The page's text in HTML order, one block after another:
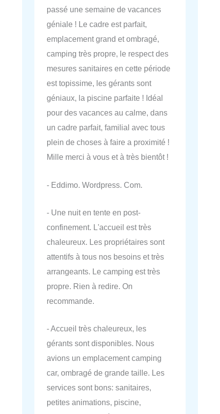
passé une semaine de vacances
géniale ! Le cadre est parfait,
emplacement grand et ombragé,
camping très propre, le respect des
mesures sanitaires en cette période
est topissime, les gérants sont
géniaux, la piscine parfaite ! Idéal
pour des vacances au calme, dans
un cadre parfait, familial avec tous
plein de choses à faire a proximité !
Mille merci à vous et à très bientôt !
- Eddimo. Wordpress. Com.
- Une nuit en tente en post-
confinement. L'accueil est très
chaleureux. Les propriétaires sont
attentifs à tous nos besoins et très
arrangeants. Le camping est très
propre. Rien à redire. On
recommande.
- Accueil très chaleureux, les
gérants sont disponibles. Nous
avions un emplacement camping
car, ombragé de grande taille. Les
services sont bons: sanitaires,
petites animations, piscine,